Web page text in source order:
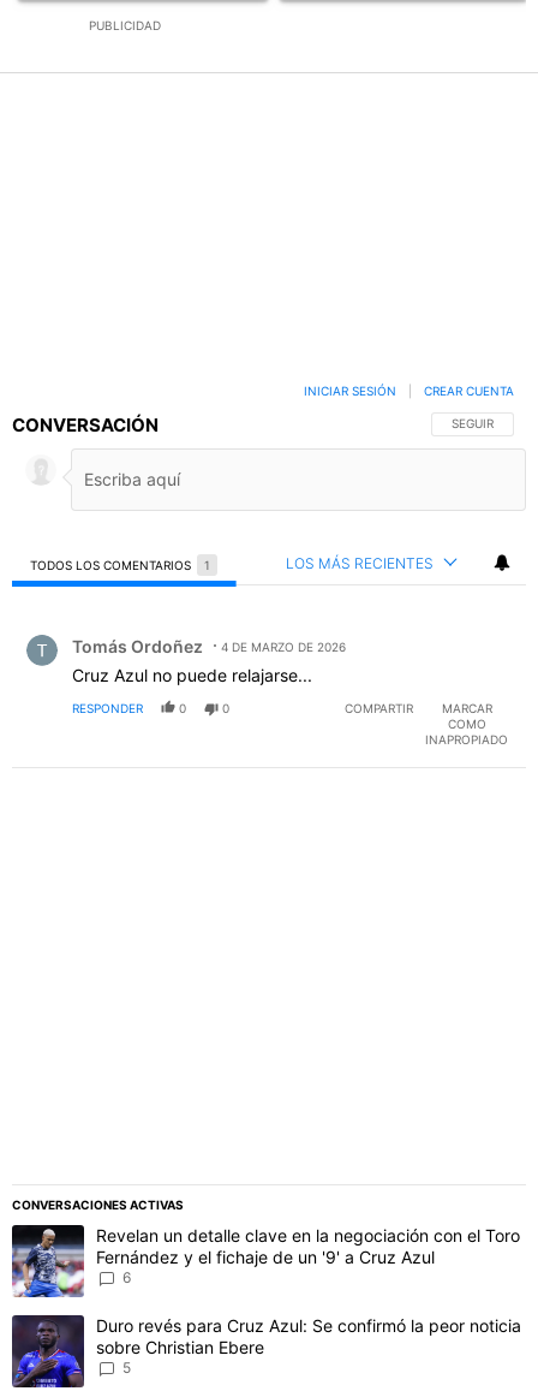
PUBLICIDAD
CONVERSACIÓN SIGA ESTA
SEGUIR
INICIAR SESIÓN CREAR CUENTA
TODOS LOS COMENTARIOS 1 LOS MÁS RECIENTES
Tomás Ordoñez 4 DE MARZO DE 2026
Cruz Azul no puede relajarse...
RESPONDER 0 0 COMPARTIR
MARCAR
COMO
INAPROPIADO
CONVERSACIONES ACTIVAS
Este listado muestra los artículos con más comentarios en los
Un artículo de tendencia con el título "Revelan un detalle clave
Revelan un detalle clave en la negociación con el Toro
Fernández y el fichaje de un '9' a Cruz Azul
6
Un artículo de tendencia con el título "Duro revés para Cruz Azul:
Duro revés para Cruz Azul: Se confirmó la peor noticia
sobre Christian Ebere
5